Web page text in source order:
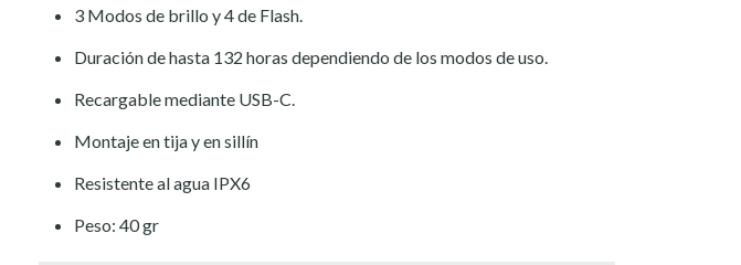
3 Modos de brillo y 4 de Flash.
Duración de hasta 132 horas dependiendo de los modos de uso.
Recargable mediante USB-C.
Montaje en tija y en sillín
Resistente al agua IPX6
Peso: 40 gr